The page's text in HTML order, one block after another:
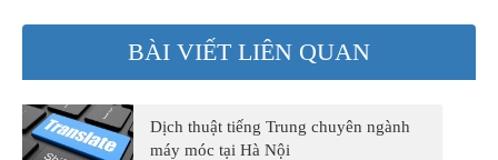
BÀI VIẾT LIÊN QUAN
Dịch thuật tiếng Trung chuyên ngành
máy móc tại Hà Nội